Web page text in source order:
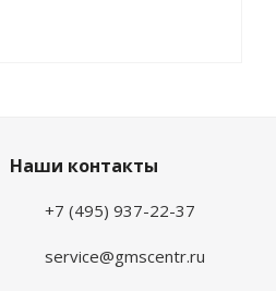
Наши контакты
+7 (495) 937-22-37
service@gmscentr.ru